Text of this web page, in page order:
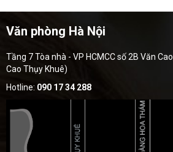
Văn phòng Hà Nội
Tầng 7 Tòa nhà - VP HCMCC số 2B Văn
Cao Thụy Khuê)
Hotline: 090 17 34 288